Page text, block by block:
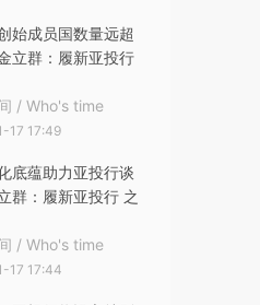
始成员国数量远超
立群：履新亚投行
/ Who's time
17 17:49
底蕴助力亚投行谈
群：履新亚投行 之
/ Who's time
17 17:44